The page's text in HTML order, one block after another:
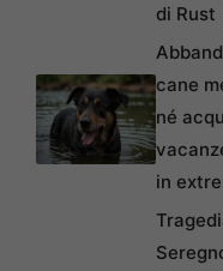
di Rust
cane
né
in